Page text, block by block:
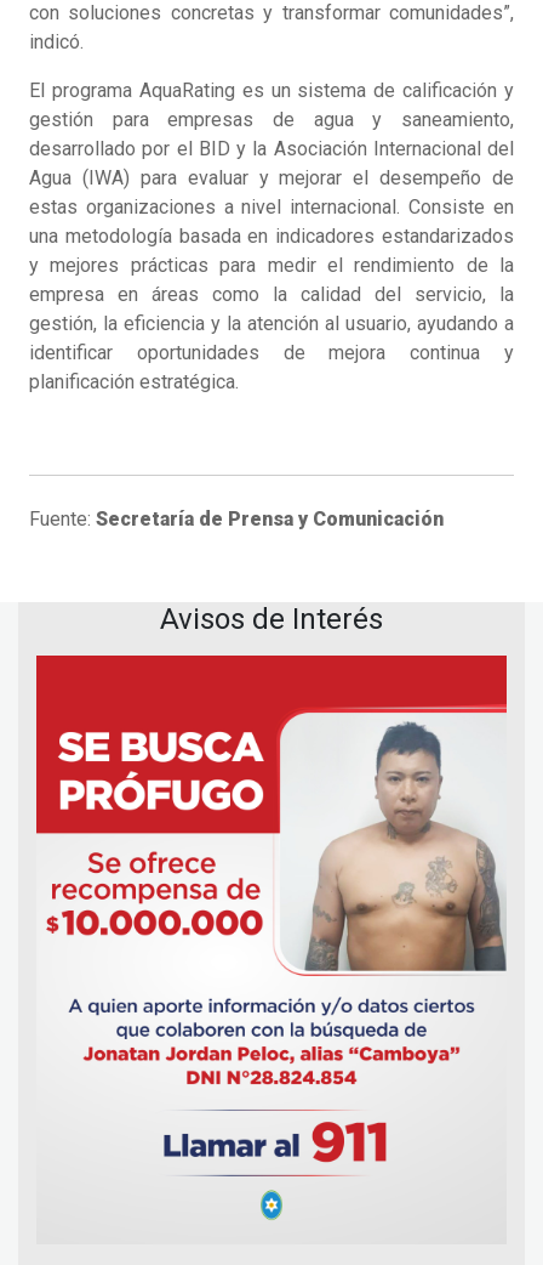
con soluciones concretas y transformar comunidades”,
indicó.
El programa AquaRating es un sistema de calificación y
gestión para empresas de agua y saneamiento,
desarrollado por el BID y la Asociación Internacional del
Agua (IWA) para evaluar y mejorar el desempeño de
estas organizaciones a nivel internacional. Consiste en
una metodología basada en indicadores estandarizados
y mejores prácticas para medir el rendimiento de la
empresa en áreas como la calidad del servicio, la
gestión, la eficiencia y la atención al usuario, ayudando a
identificar oportunidades de mejora continua y
planificación estratégica.
Fuente: Secretaría de Prensa y Comunicación
Avisos de Interés